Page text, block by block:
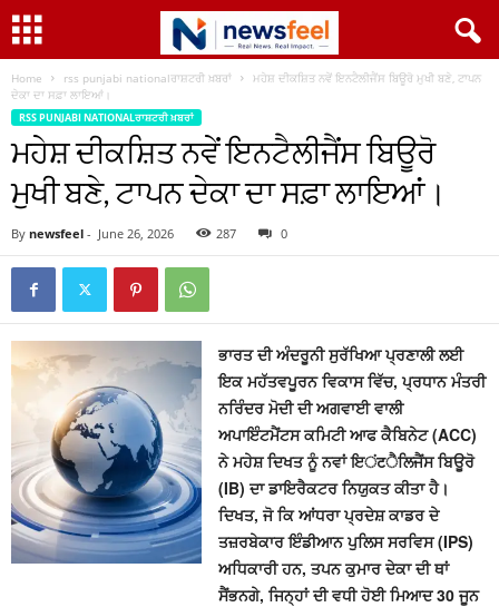
Home rss punjabi nationalਰਾਸ਼ਟਰੀ ਖ਼ਬਰਾਂ
ਮਹੇਸ਼ ਦੀਕਸ਼ਿਤ ਨਵੇਂ ਇਨਟੈਲੀਜੈਂਸ ਬਿਊਰੋ ਮੁਖੀ ਬਣੇ, ਟਾਪਨ
ਦੇਕਾ ਦਾ ਸਫ਼ਾ ਲਾਇਆਂ।
RSS PUNJABI NATIONALਰਾਸ਼ਟਰੀ ਖ਼ਬਰਾਂ
ਮਹੇਸ਼ ਦੀਕਸ਼ਿਤ ਨਵੇਂ ਇਨਟੈਲੀਜੈਂਸ ਬਿਊਰੋ
ਮੁਖੀ ਬਣੇ, ਟਾਪਨ ਦੇਕਾ ਦਾ ਸਫ਼ਾ ਲਾਇਆਂ।
By newsfeel - June 26, 2026 287 0
ਭਾਰਤ ਦੀ ਅੰਦਰੂਨੀ ਸੁਰੱਖਿਆ ਪ੍ਰਣਾਲੀ ਲਈ
ਇਕ ਮਹੱਤਵਪੂਰਨ ਵਿਕਾਸ ਵਿੱਚ, ਪ੍ਰਧਾਨ ਮੰਤਰੀ
ਨਰਿੰਦਰ ਮੋਦੀ ਦੀ ਅਗਵਾਈ ਵਾਲੀ
ਅਪਾਇੰਟਮੈਂਟਸ ਕਮਿਟੀ ਆਫ ਕੈਬਿਨੇਟ (ACC)
ਨੇ ਮਹੇਸ਼ ਦਿਖਤ ਨੂੰ ਨਵਾਂ ਇंटੈਲਿਜੈਂਸ ਬਿਊਰੋ
(IB) ਦਾ ਡਾਇਰੈਕਟਰ ਨਿਯੁਕਤ ਕੀਤਾ ਹੈ।
ਦਿਖਤ, ਜੋ ਕਿ ਆਂਧਰਾ ਪ੍ਰਦੇਸ਼ ਕਾਡਰ ਦੇ
ਤਜ਼ਰਬੇਕਾਰ ਇੰਡੀਆਨ ਪੁਲਿਸ ਸਰਵਿਸ (IPS)
ਅਧਿਕਾਰੀ ਹਨ, ਤਪਨ ਕੁਮਾਰ ਦੇਕਾ ਦੀ ਥਾਂ
ਸੈਂਭਨਗੇ, ਜਿਨ੍ਹਾਂ ਦੀ ਵਧੀ ਹੋਈ ਮਿਆਦ 30 ਜੂਨ